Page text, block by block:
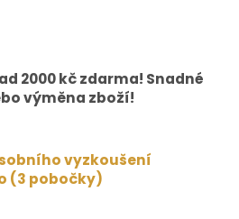
2000 kč zdarma! Snadné
výměna zboží!
vyzkoušení
(3 pobočky)